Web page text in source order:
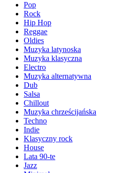
Pop
Rock
Hip Hop
Reggae
Oldies
Muzyka latynoska
Muzyka klasyczna
Electro
Muzyka alternatywna
Dub
Salsa
Chillout
Muzyka chrześcijańska
Techno
Indie
Klasyczny rock
House
Lata 90-te
Jazz